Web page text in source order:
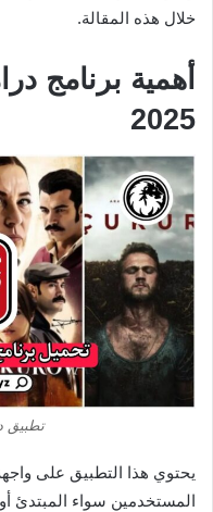
خلال هذه المقالة.
أهمية برنامج
2025
تطبيق
يحتوي هذا التطبيق على
المستخدمين سواء المبتدئ